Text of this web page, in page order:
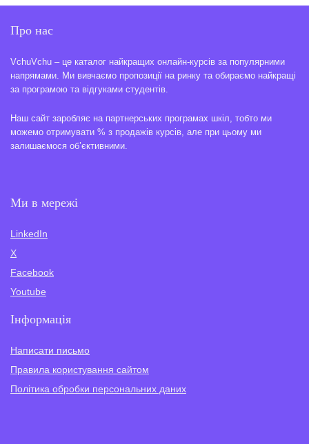
Про нас
VchuVchu – це каталог найкращих онлайн-курсів за популярними
напрямами. Ми вивчаємо пропозиції на ринку та обираємо найкращі
за програмою та відгуками студентів.
Наш сайт заробляє на партнерських програмах шкіл, тобто ми
можемо отримувати % з продажів курсів, але при цьому ми
залишаємося об’єктивними.
Ми в мережі
LinkedIn
X
Facebook
Youtube
Інформація
Написати письмо
Правила користування сайтом
Політика обробки персональних даних